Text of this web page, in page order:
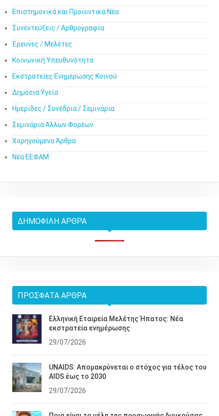
Επιστημονικά και Προϊοντικά Νέα
Συνεντεύξεις / Αρθρογραφία
Έρευνες / Μελέτες
Κοινωνική Υπευθυνότητα
Εκστρατείες Ενημέρωσης Κοινού
Δημόσια Υγεία
Ημερίδες / Συνέδρια / Σεμινάρια
Σεμινάρια Άλλων Φορέων
Χορηγούμενα Άρθρα
Νέα ΕΕΦΑΜ
ΔΗΜΟΦΙΛΉ ΆΡΘΡΑ
ΠΡΌΣΦΑΤΑ ΆΡΘΡΑ
Ελληνική Εταιρεία Μελέτης Ήπατος: Νέα
εκστρατεία ενημέρωσης
29/07/2026
UNAIDS: Απομακρύνεται ο στόχος για τέλος του
AIDS έως το 2030
29/07/2026